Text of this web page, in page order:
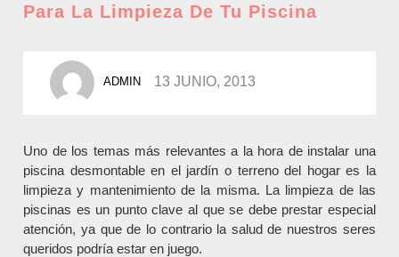
Para La Limpieza De Tu Piscina
BY
ADMIN 13 JUNIO, 2013
Uno de los temas más relevantes a la hora de instalar una
piscina desmontable en el jardín o terreno del hogar es la
limpieza y mantenimiento de la misma. La limpieza de las
piscinas es un punto clave al que se debe prestar especial
atención, ya que de lo contrario la salud de nuestros seres
queridos podría estar en juego.